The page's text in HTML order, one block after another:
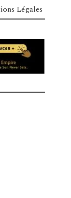
Légales